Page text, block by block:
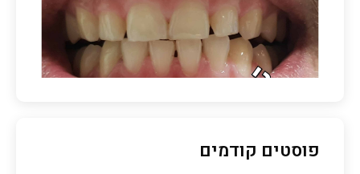
פוסטים קודמים